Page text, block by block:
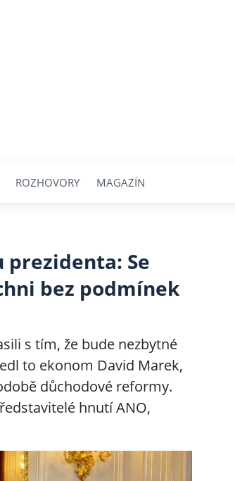
ROZHOVORY MAGAZÍN
prezidenta: Se
bez podmínek
s tím, že bude nezbytné
to ekonom David Marek,
důchodové reformy.
hnutí ANO,